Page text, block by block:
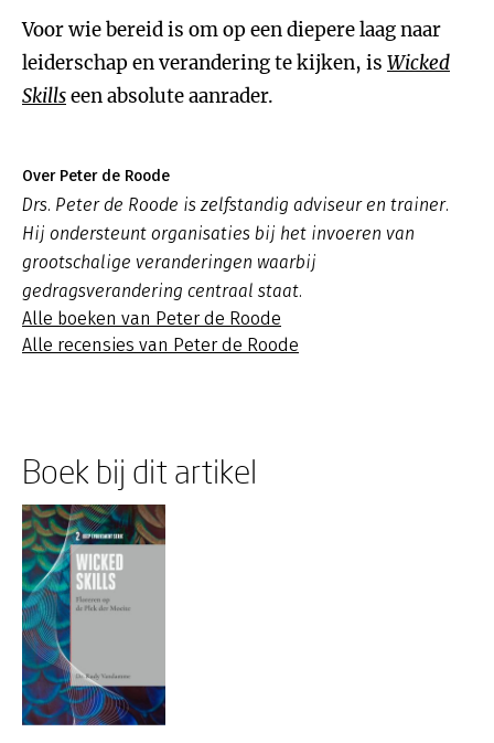
Voor wie bereid is om op een diepere laag naar
leiderschap en verandering te kijken, is Wicked
Skillseen absolute aanrader.
Over Peter de Roode
Drs. Peter de Roode is zelfstandig adviseur en trainer.
Hij ondersteunt organisaties bij het invoeren van
grootschalige veranderingen waarbij
gedragsverandering centraal staat.
Alle boeken van Peter de Roode
Alle recensies van Peter de Roode
Boek bij dit artikel